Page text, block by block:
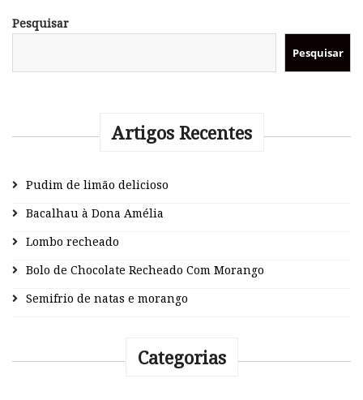
Pesquisar
Pesquisar
Artigos Recentes
Pudim de limão delicioso
Bacalhau à Dona Amélia
Lombo recheado
Bolo de Chocolate Recheado Com Morango
Semifrio de natas e morango
Categorias